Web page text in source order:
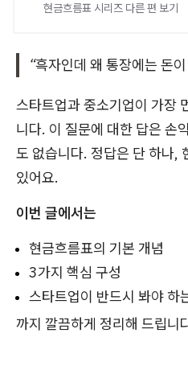
현금흐름표 시리즈 다른 편 보기
“흑자인데 왜 통장에는 돈
스타트업과 중소기업이 가장
니다. 이 질문에 대한 답은 손
도 없습니다. 정답은 단 하나,
있어요.
이번 글에서는
현금흐름표의 기본 개념
3가지 핵심 구성
스타트업이 반드시 봐야 하
까지 깔끔하게 정리해 드립니